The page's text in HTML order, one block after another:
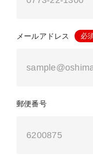
メールアドレス
郵便番号